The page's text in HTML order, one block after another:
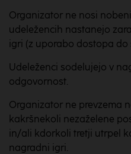
Organizator ne nosi
udeležencih nastanejo
igri (z uporabo dostopa do
Udeleženci sodelujejo v
odgovornost.
Organizator ne prevzema
kakršnekoli nezaželene
in/ali kdorkoli tretji utrpel
nagradni igri.